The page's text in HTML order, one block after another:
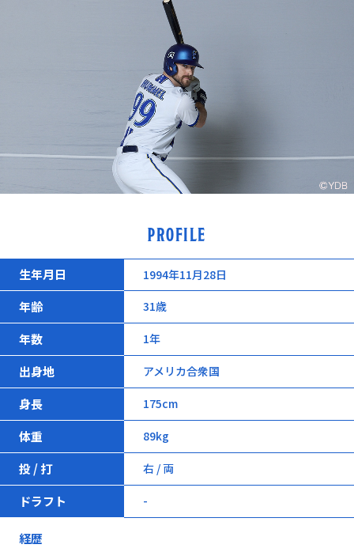
PROFILE
生年月日 1994年11月28日
年齢 31歳
年数 1年
出身地 アメリカ合衆国
身長 175cm
体重 89kg
投 / 打 右 / 両
ドラフト -
経歴